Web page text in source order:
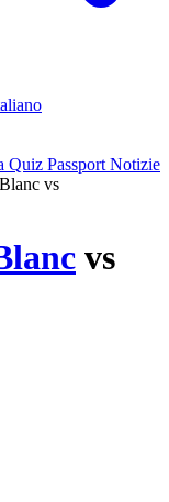
Quiz Passport Notizie
vs
vs